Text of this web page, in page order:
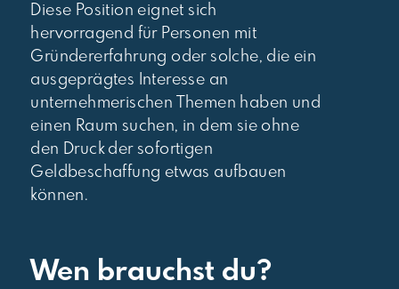
Diese Position eignet sich
hervorragend für Personen mit
Gründererfahrung oder solche, die ein
ausgeprägtes Interesse an
unternehmerischen Themen haben und
einen Raum suchen, in dem sie ohne
den Druck der sofortigen
Geldbeschaffung etwas aufbauen
können.
Wen brauchst du?